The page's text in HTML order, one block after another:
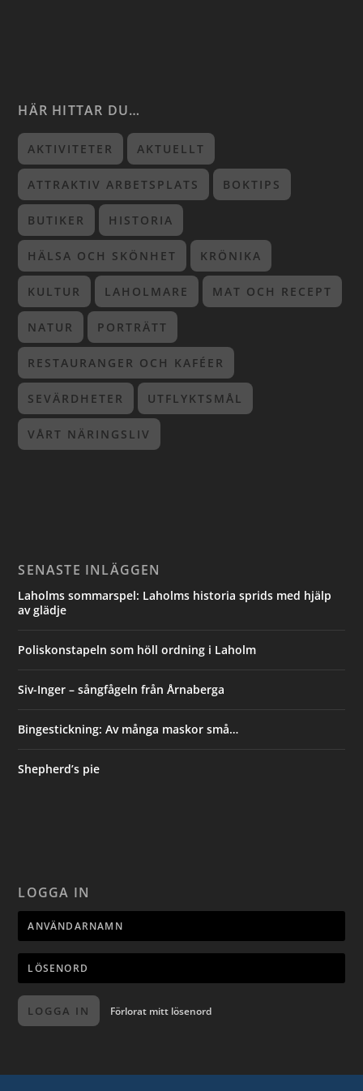
HÄR HITTAR DU…
AKTIVITETER AKTUELLT
ATTRAKTIV ARBETSPLATS BOKTIPS
BUTIKER HISTORIA
HÄLSA OCH SKÖNHET KRÖNIKA
KULTUR LAHOLMARE MAT OCH RECEPT
NATUR PORTRÄTT
RESTAURANGER OCH KAFÉER
SEVÄRDHETER UTFLYKTSMÅL
VÅRT NÄRINGSLIV
SENASTE INLÄGGEN
Laholms sommarspel: Laholms historia sprids med hjälp
av glädje
Poliskonstapeln som höll ordning i Laholm
Siv-Inger – sångfågeln från Årnaberga
Bingestickning: Av många maskor små…
Shepherd’s pie
LOGGA IN
LOGGA IN Förlorat mitt lösenord